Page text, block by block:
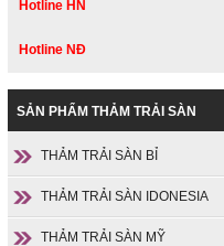
Hotline HN
Hotline NĐ
SẢN PHẨM THẢM TRẢI SÀN
THẢM TRẢI SÀN BỈ
THẢM TRẢI SÀN IDONESIA
THẢM TRẢI SÀN MỸ